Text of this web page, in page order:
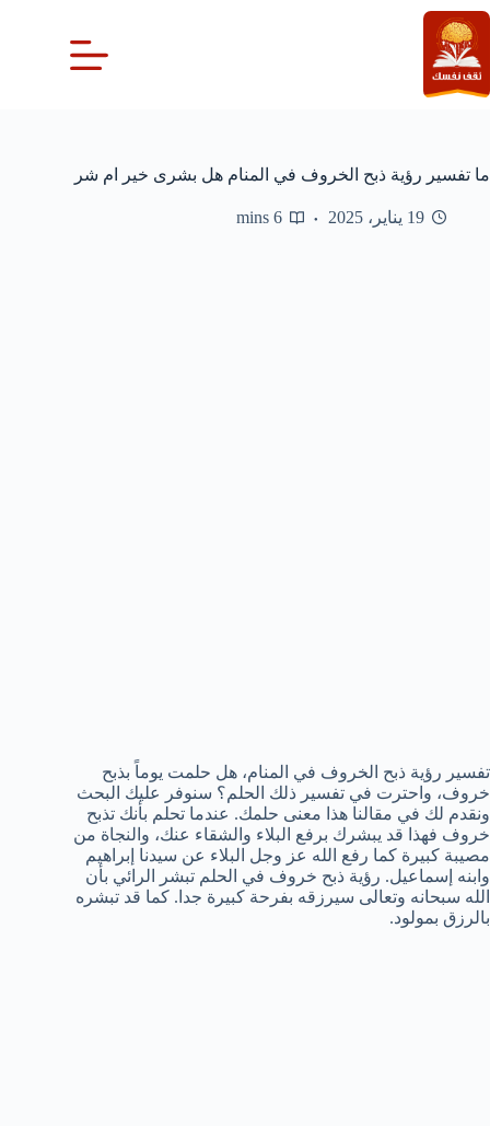
التجاوز
إلى
المحتوى
ما تفسير رؤية ذبح الخروف في المنام هل بشرى خير ام شر
19 يناير، 2025 6 mins
تفسير رؤية ذبح الخروف في المنام، هل حلمت يوماً بذبح
خروف، واحترت في تفسير ذلك الحلم؟ سنوفر عليك البحث
ونقدم لك في مقالنا هذا معنى حلمك. عندما تحلم بأنك تذبح
خروف فهذا قد يبشرك برفع البلاء والشقاء عنك، والنجاة من
مصيبة كبيرة كما رفع الله عز وجل البلاء عن سيدنا إبراهيم
وابنه إسماعيل. رؤية ذبح خروف في الحلم تبشر الرائي بأن
الله سبحانه وتعالى سيرزقه بفرحة كبيرة جدا. كما قد تبشره
بالرزق بمولود.